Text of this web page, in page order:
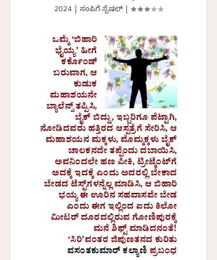
2024
ಸಂಪಿಗೆ ಸ್ಪೆಷಲ್|
ಒಮ್ಮೆ ‘ಬಿಹಾರಿ
ಭೈಯ್ಯ’ ಹೀಗೆ
ಕರ್ಕೊಂಡ್
ಬರುವಾಗ, ಆ
ಕುಡುಕ
ಮಹಾಶಯನೇ
ಬ್ಯಾಲೆನ್ಸ್ ತಪ್ಪಿಸಿ,
ಬೈಕ್ ಬಿದ್ದು, ಇಬ್ಬರಿಗೂ ಪೆಟ್ಟಾಗಿ,
ನೋಡಿದವರು ಹತ್ತಿರದ ಆಸ್ಪತ್ರೆಗೆ ಸೇರಿಸಿ, ಆ
ಮಹಾಶಯನ ಮಕ್ಕಳು, ಮೊಮ್ಮಕ್ಕಳು ಬೈಕ್
ಚಾಲಕನದೇ ತಪ್ಪೆಂದು ದಬಾಯಿಸಿ,
ಅವನಿಂದಲೇ ಹಣ ಪೀಕಿ, ಟ್ರೀಟ್ಮೆಂಟ್‌ಗೆ
ಅದಕ್ಕೆ ಇದಕ್ಕೆ ಎಂದು ಅದರಲ್ಲಿ ಬೇಕಾದ
ಬೇಡದ ಟೆಸ್ಟ್‌ಗಳನ್ನೆಲ್ಲ ಮಾಡಿಸಿ, ಆ ಬಿಹಾರಿ
ಭಯ್ಯ ಈ ಊರಿನ ಸಹವಾಸವೇ ಬೇಡ
ಎಂದು ಈಗ ಇಲ್ಲಿಂದ ಐದು ಕಿಲೋ
ಮೀಟರ್ ದೂರದಲ್ಲಿರುವ ಗೋಣಿಪುರಕ್ಕೆ
ಮನೆ ಶಿಫ್ಟ್ ಮಾಡಿದನಂತೆ!
‘ಸಿರಿ’ವಂತರ ಜಿಪುಣತನದ ಕುರಿತು
ವಸಂತಕುಮಾರ್‌ ಕಲ್ಯಾಣಿ ಪ್ರಬಂಧ